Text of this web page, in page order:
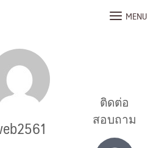
MENU
ติดต่อ
สอบถาม